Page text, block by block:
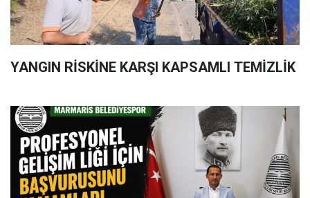
YANGIN RİSKİNE KARŞI KAPSAMLI TEMİZLİK